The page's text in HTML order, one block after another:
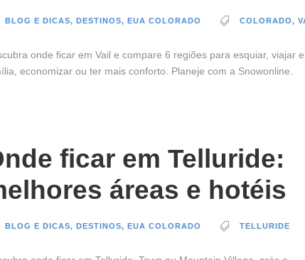
BLOG E DICAS, DESTINOS, EUA COLORADO COLORADO,
onde ficar em Vail e compare 6 regiões para esquiar, viajar
economizar ou ter mais conforto. Planeje com a Snowonline.
ficar em Telluride:
áreas e hotéis
BLOG E DICAS, DESTINOS, EUA COLORADO TELLURIDE